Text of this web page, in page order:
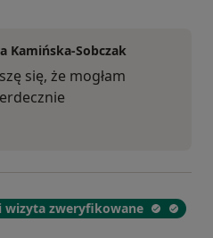
Kamińska-Sobczak
się, że mogłam
i wizyta zweryfikowane